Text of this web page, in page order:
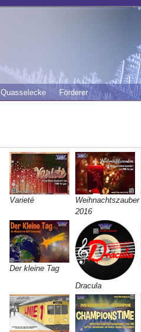
Quasselecke Förderer
Varieté
Weihnachtszauber
2016
Der kleine Tag
Dracula